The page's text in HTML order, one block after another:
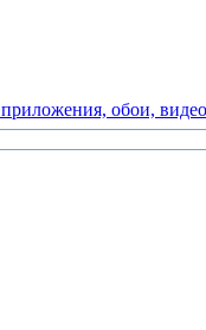
приложения, обои, видео